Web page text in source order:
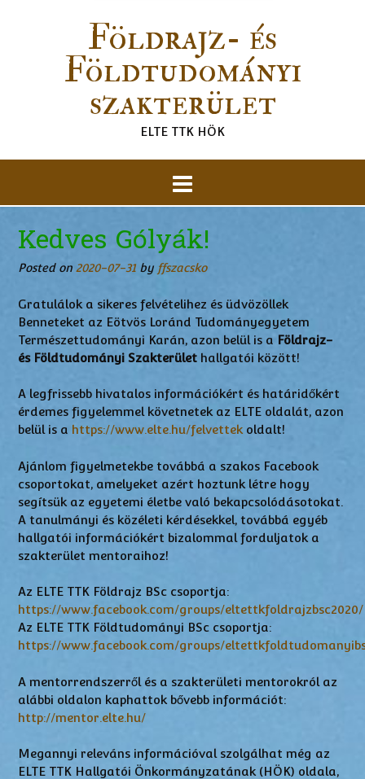
Földrajz- és
Földtudományi
szakterület
ELTE TTK HÖK
Kedves Gólyák!
Posted on 2020-07-31by ffszacsko
Gratulálok a sikeres felvételihez és üdvözöllek
Benneteket az Eötvös Loránd Tudományegyetem
Természettudományi Karán, azon belül is a Földrajz-
és Földtudományi Szakterület hallgatói között!
A legfrissebb hivatalos információkért és határidőkért
érdemes figyelemmel követnetek az ELTE oldalát, azon
belül is a https://www.elte.hu/felvettek oldalt!
Ajánlom figyelmetekbe továbbá a szakos Facebook
csoportokat, amelyeket azért hoztunk létre hogy
segítsük az egyetemi életbe való bekapcsolódásotokat.
A tanulmányi és közéleti kérdésekkel, továbbá egyéb
hallgatói információkért bizalommal forduljatok a
szakterület mentoraihoz!
Az ELTE TTK Földrajz BSc csoportja:
https://www.facebook.com/groups/eltettkfoldrajzbsc2020/
Az ELTE TTK Földtudományi BSc csoportja:
https://www.facebook.com/groups/
A mentorrendszerről és a szakterületi mentorokról az
alábbi oldalon kaphattok bővebb információt:
http://mentor.elte.hu/
Megannyi releváns információval szolgálhat még az
ELTE TTK Hallgatói Önkormányzatának (HÖK) oldala,